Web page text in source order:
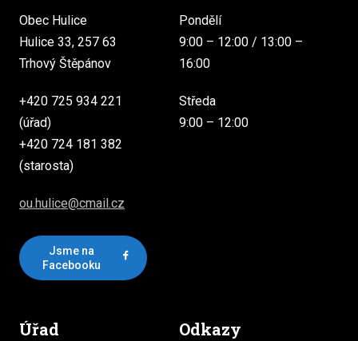
Obec Hulice
Hulice 33, 257 63
Trhový Štěpánov
+420 725 934 221
(úřad)
+420 724 181 382
(starosta)
ou.hulice@cmail.cz
Jsme na
Facebooku
Pondělí
9:00 – 12:00 / 13:00 –
16:00
Středa
9:00 – 12:00
Úřad Odkazy